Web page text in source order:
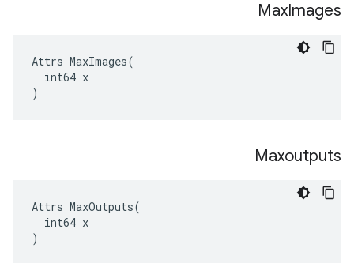
MaxImages
Attrs MaxImages(
  int64 x
)
Maxoutputs
Attrs MaxOutputs(
  int64 x
)